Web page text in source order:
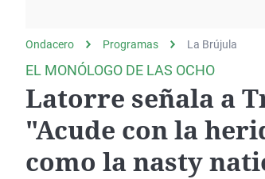
gato
Operación
Negra
Ondacero Programas La Brújula
EL MONÓLOGO DE LAS OCHO
Latorre señala a
"Acude con la
como la nasty